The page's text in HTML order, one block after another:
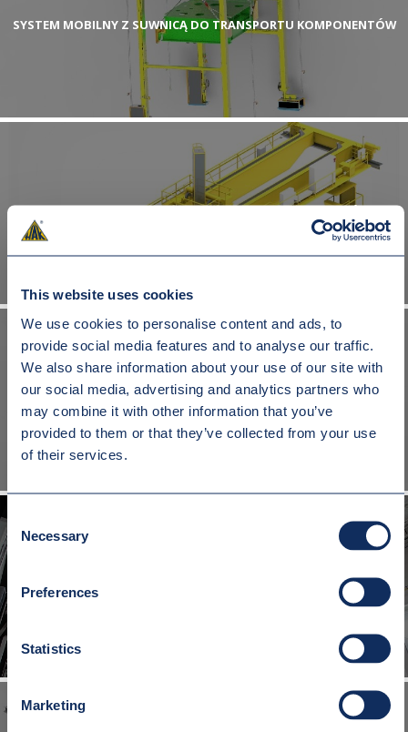
This website uses cookies
We use cookies to personalise content and ads, to
provide social media features and to analyse our traffic.
We also share information about your use of our site with
our social media, advertising and analytics partners who
may combine it with other information that you’ve
provided to them or that they’ve collected from your use
of their services.
Consent
Selection
Necessary
Preferences
Statistics
Marketing
SYSTEM MOBILNY Z SUWNICĄ DO TRANSPORTU KOMPONENTÓW
MANIPULATOR OBROTOWY DO TRANSPORTU ZWOJÓW
MANIPULATOR OBROTOWY DO TRANSPORTU KRĘGÓW